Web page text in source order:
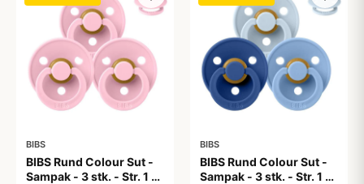
BIBS
BIBS Rund Colour Sut -
Sampak - 3 stk. - Str. 1 -
BIBS
BIBS Rund Colour Sut -
Sampak - 3 stk. - Str. 1 -